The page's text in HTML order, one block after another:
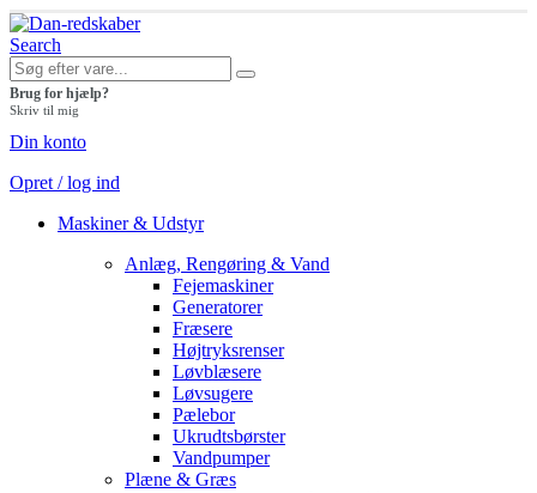
Search
Brug for hjælp?
Skriv til mig
Din konto
Opret / log ind
Maskiner & Udstyr
Anlæg, Rengøring & Vand
Fejemaskiner
Generatorer
Fræsere
Højtryksrenser
Løvblæsere
Løvsugere
Pælebor
Ukrudtsbørster
Vandpumper
Plæne & Græs